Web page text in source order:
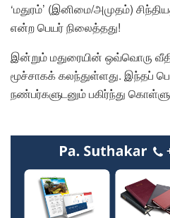
‘மதுரம்’ (இனிமை/அமுதம்)
என்ற பெயர் நிலைத்தது!
இன்றும் மதுரையின் ஒவ்வொரு
மூச்சாகக் கலந்துள்ளது. இந்தப்
நண்பர்களுடனும் பகிர்ந்து